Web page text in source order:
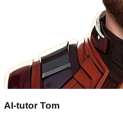
AI-tutor Tom